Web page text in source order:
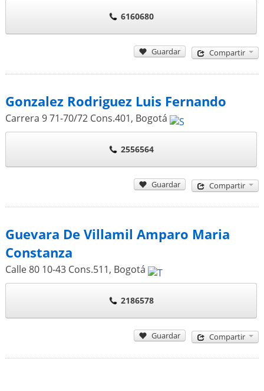
6160680
Guardar Compartir
Gonzalez Rodriguez Luis Fernando
Carrera 9 71-70/72 Cons.401, Bogotá
2556564
Guardar Compartir
Guevara De Villamil Amparo Maria
Constanza
Calle 80 10-43 Cons.511, Bogotá
2186578
Guardar Compartir